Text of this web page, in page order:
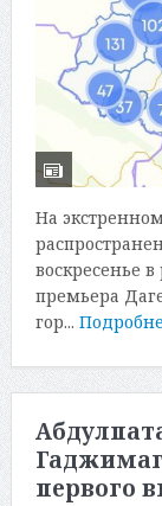
На
воскресенье
премьера
гор...
первого